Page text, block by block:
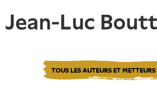
Jean-Luc
TOUS LES AUTEURS ET METTEURS